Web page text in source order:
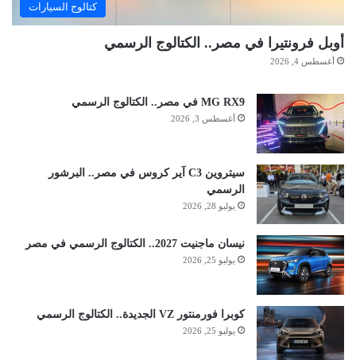
كتالوج السيارات
أوبل فرونتيرا في مصر.. الكتالوج الرسمي
أغسطس 4, 2026
MG RX9 في مصر.. الكتالوج الرسمي
أغسطس 3, 2026
سيتروين C3 آير كروس في مصر.. البرشور
الرسمي
يوليو 28, 2026
نيسان ماجنيت 2027.. الكتالوج الرسمي في مصر
يوليو 25, 2026
كوبرا فورمنتور VZ الجديدة.. الكتالوج الرسمي
يوليو 25, 2026